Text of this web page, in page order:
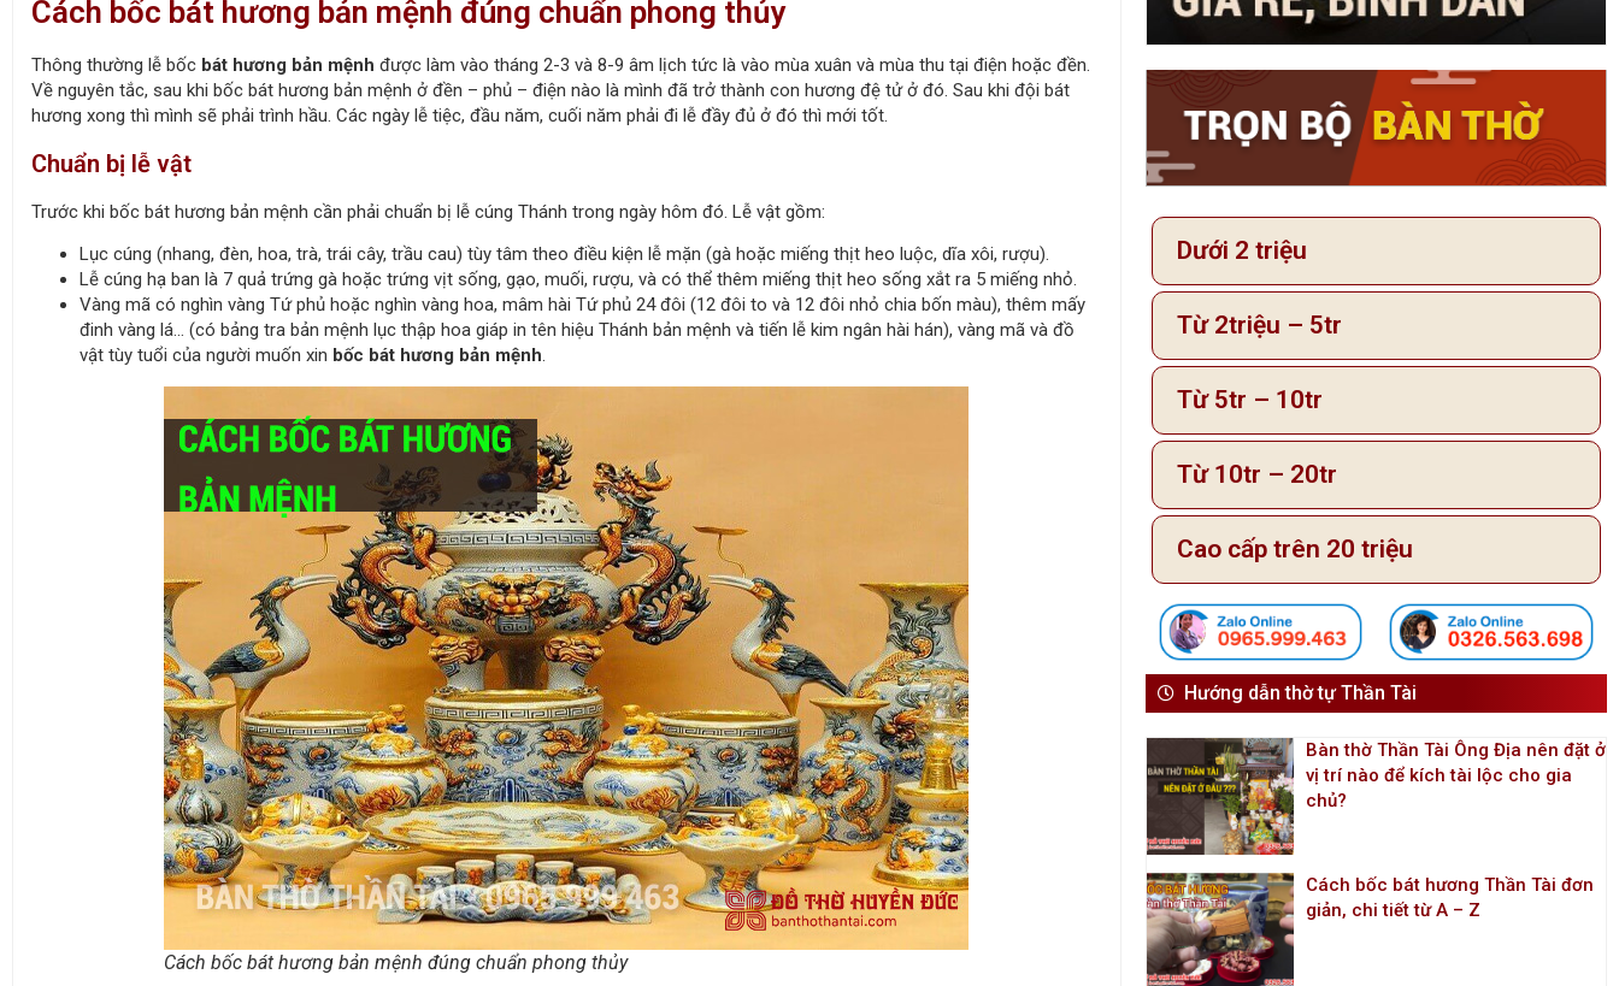
Cách bốc bát hương bản mệnh đúng chuẩn phong thủy
Thông thường lễ bốc bát hương bản mệnh được làm vào tháng 2-3 và 8-9 âm lịch tức là vào mùa xuân và mùa thu tại điện hoặc đền.
Về nguyên tắc, sau khi bốc bát hương bản mệnh ở đền – phủ – điện nào là mình đã trở thành con hương đệ tử ở đó. Sau khi đội bát
hương xong thì mình sẽ phải trình hầu. Các ngày lễ tiệc, đầu năm, cuối năm phải đi lễ đầy đủ ở đó thì mới tốt.
Chuẩn bị lễ vật
Trước khi bốc bát hương bản mệnh cần phải chuẩn bị lễ cúng Thánh trong ngày hôm đó. Lễ vật gồm:
Lục cúng (nhang, đèn, hoa, trà, trái cây, trầu cau) tùy tâm theo điều kiện lễ mặn (gà hoặc miếng thịt heo luộc, dĩa xôi, rượu).
Lễ cúng hạ ban là 7 quả trứng gà hoặc trứng vịt sống, gạo, muối, rượu, và có thể thêm miếng thịt heo sống xắt ra 5 miếng nhỏ.
Vàng mã có nghìn vàng Tứ phủ hoặc nghìn vàng hoa, mâm hài Tứ phủ 24 đôi (12 đôi to và 12 đôi nhỏ chia bốn màu), thêm mấy
đinh vàng lá… (có bảng tra bản mệnh lục thập hoa giáp in tên hiệu Thánh bản mệnh và tiến lễ kim ngân hài hán), vàng mã và đồ
vật tùy tuổi của người muốn xin bốc bát hương bản mệnh.
Cách bốc bát hương bản mệnh đúng chuẩn phong thủy
Dưới 2 triệu
Từ 2triệu – 5tr
Từ 5tr – 10tr
Từ 10tr – 20tr
Cao cấp trên 20 triệu
Hướng dẫn thờ tự Thần Tài
Bàn thờ Thần Tài Ông Địa nên đặt ở
vị trí nào để kích tài lộc cho gia
chủ?
Cách bốc bát hương Thần Tài đơn
giản, chi tiết từ A – Z